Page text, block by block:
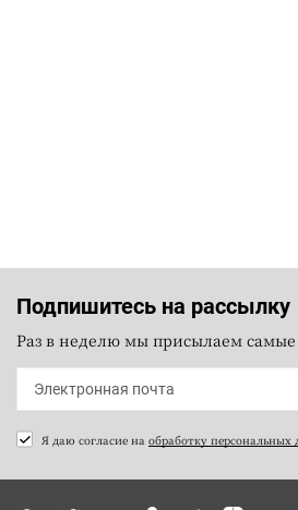
Подпишитесь на рассылку
Раз в неделю мы присылаем
Я даю согласие на обработку персональных